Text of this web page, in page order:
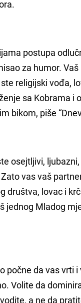
postupa
za humor.
religijski vođa,
sa Kobrama i
bikom, piše
osejtljivi,
vas vaš
društva, lovac i
jednog Mladog
počne da vas vrti
Volite da
a ne da